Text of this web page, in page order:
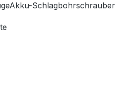
Schlagbohrschrauber